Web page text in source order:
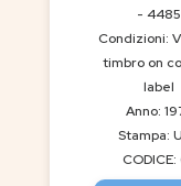
- 4485
Condizioni:
timbro on
label
Anno:
Stampa:
CODICE: